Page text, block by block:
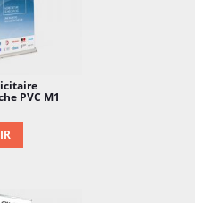
à votre entreprise
impactante.
:
d'enroulement
et facile à utiliser,
un démontage rapides
son utilisation.
PVC M1